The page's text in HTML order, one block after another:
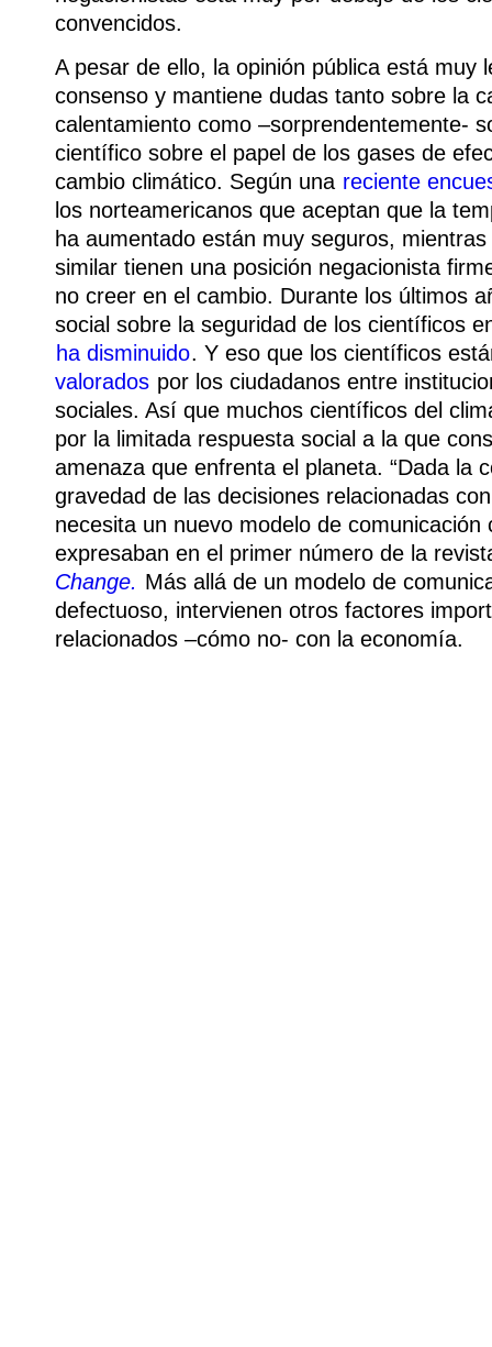
convencidos.
A pesar de ello, la opinión pública está muy
consenso y mantiene dudas tanto sobre la
calentamiento como –sorprendentemente‑
científico sobre el papel de los gases de
cambio climático. Según una reciente
los norteamericanos que aceptan que la
ha aumentado están muy seguros,
similar tienen una posición negacionista
no creer en el cambio. Durante los últimos
social sobre la seguridad de los científicos
ha disminuido. Y eso que los científicos
valorados por los ciudadanos entre
sociales. Así que muchos científicos del
por la limitada respuesta social a la que
amenaza que enfrenta el planeta. “Dada la
gravedad de las decisiones relacionadas
necesita un nuevo modelo de comunicación
expresaban en el primer número de la
Change. Más allá de un modelo de
defectuoso, intervienen otros factores
relacionados –cómo no‑ con la economía.